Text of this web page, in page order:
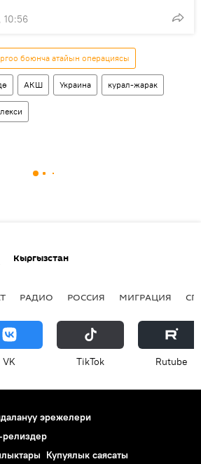
10:56
боюнча атайын операциясы
АКШ Украина курал-жарак
Кыргызстан
РАДИО РОССИЯ МИГРАЦИЯ
VK ТikТоk Rutube
эрежелери
Купуялык саясаты